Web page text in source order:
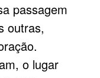
passagem
outras,
o lugar